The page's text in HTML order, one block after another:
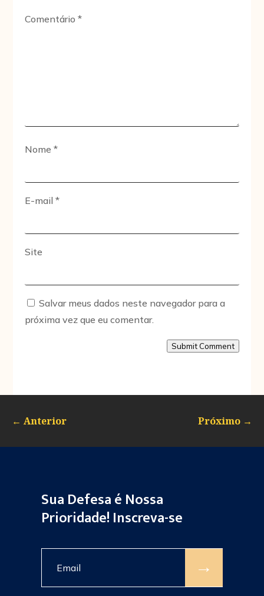
Comentário*
Nome*
E-mail*
Site
Salvar meus dados neste navegador para a
próxima vez que eu comentar.
Submit Comment
← Anterior Próximo →
Sua Defesa é Nossa
Prioridade! Inscreva-se
→